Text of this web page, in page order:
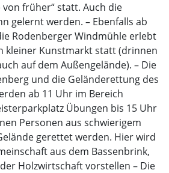
früher“ statt. Auch die
gelernt werden. – Ebenfalls ab
Rodenberger Windmühle erlebt
kleiner Kunstmarkt statt (drinnen
auf dem Außengelände). – Die
und die Geländerettung des
ab 11 Uhr im Bereich
Übungen bis 15 Uhr
Personen aus schwierigem
gerettet werden. Hier wird
aus dem Bassenbrink,
Holzwirtschaft vorstellen – Die